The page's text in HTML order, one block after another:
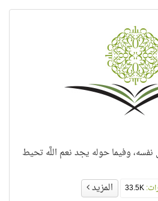
نفسه، وفيما حوله يجد نعم اللَّه تحيط
33.5K المزيد